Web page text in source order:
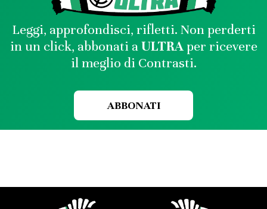
Leggi, approfondisci, rifletti. Non perderti
in un click, abbonati aULTRAper ricevere
il meglio di Contrasti.
ABBONATI